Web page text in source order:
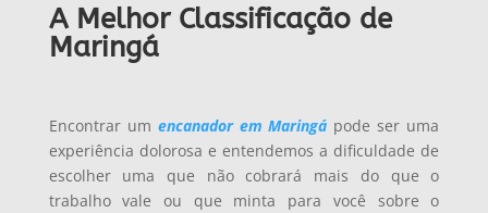
A Melhor Classificação de
Maringá
Encontrar um encanador em Maringá pode ser uma
experiência dolorosa e entendemos a dificuldade de
escolher uma que não cobrará mais do que o
trabalho vale ou que minta para você sobre o